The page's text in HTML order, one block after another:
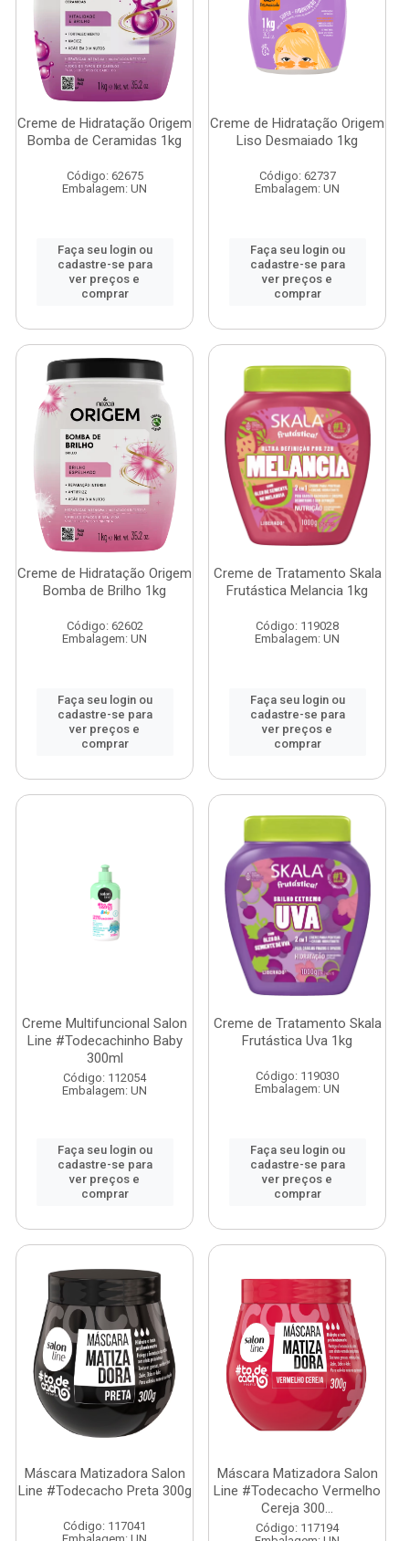
Creme de Hidratação Origem
Bomba de Ceramidas 1kg
Código: 62675
Embalagem: UN
Faça seu login ou
cadastre-se para
ver preços e
comprar
Creme de Hidratação Origem
Liso Desmaiado 1kg
Código: 62737
Embalagem: UN
Faça seu login ou
cadastre-se para
ver preços e
comprar
Creme de Hidratação Origem
Bomba de Brilho 1kg
Código: 62602
Embalagem: UN
Faça seu login ou
cadastre-se para
ver preços e
comprar
Creme de Tratamento Skala
Frutástica Melancia 1kg
Código: 119028
Embalagem: UN
Faça seu login ou
cadastre-se para
ver preços e
comprar
Creme Multifuncional Salon
Line #Todecachinho Baby
300ml
Código: 112054
Embalagem: UN
Faça seu login ou
cadastre-se para
ver preços e
comprar
Creme de Tratamento Skala
Frutástica Uva 1kg
Código: 119030
Embalagem: UN
Faça seu login ou
cadastre-se para
ver preços e
comprar
Máscara Matizadora Salon
Line #Todecacho Preta 300g
Código: 117041
Máscara Matizadora Salon
Line #Todecacho Vermelho
Cereja 300...
Código: 117194